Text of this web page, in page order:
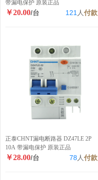
带漏电保护 原装正品
￥20.00/台 121 人付款
正泰CHNT漏电断路器 DZ47LE 2P
10A 带漏电保护 原装正品
￥28.00/台 78 人付款